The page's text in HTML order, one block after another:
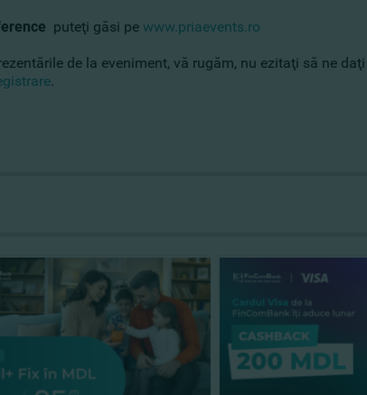
puteţi găsi pe www.priaevents.ro
de la eveniment, vă rugăm, nu ezitaţi să ne
.